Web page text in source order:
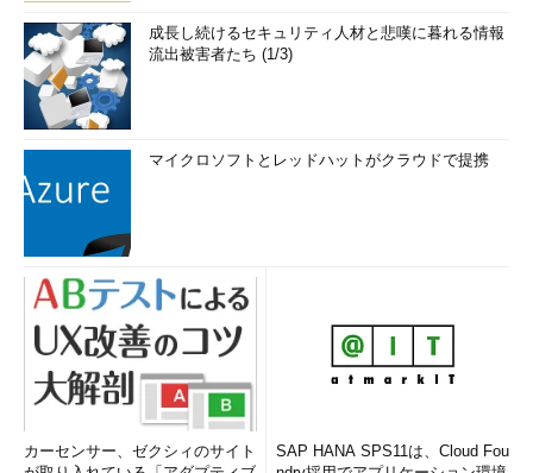
成長し続けるセキュリティ人材と悲嘆に暮れる情報
流出被害者たち (1/3)
マイクロソフトとレッドハットがクラウドで提携
カーセンサー、ゼクシィのサイト
SAP HANA SPS11は、Cloud Fou